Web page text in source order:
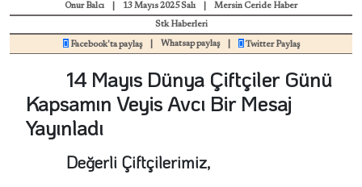
Onur Balcı 13 Mayıs 2025 Salı Mersin Ceride Haber
Stk Haberleri
Facebook'ta paylaş Whatsap paylaş Twitter Paylaş
14 Mayıs Dünya Çiftçiler Günü
Kapsamın Veyis Avcı Bir Mesaj
Yayınladı
Değerli Çiftçilerimiz,